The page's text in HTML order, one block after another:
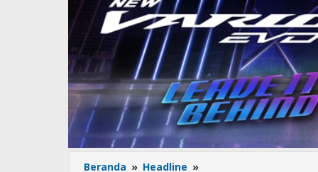
Beranda » Headline »